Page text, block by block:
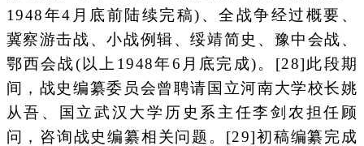
1948年4月底前陆续完稿)、全战争经过概要、
冀察游击战、小战例辑、绥靖简史、豫中会战、
鄂西会战(以上1948年6月底完成)。[28]此段期
间，战史编纂委员会曾聘请国立河南大学校长姚
从吾、国立武汉大学历史系主任李剑农担任顾
问，咨询战史编纂相关问题。[29]初稿编纂完成